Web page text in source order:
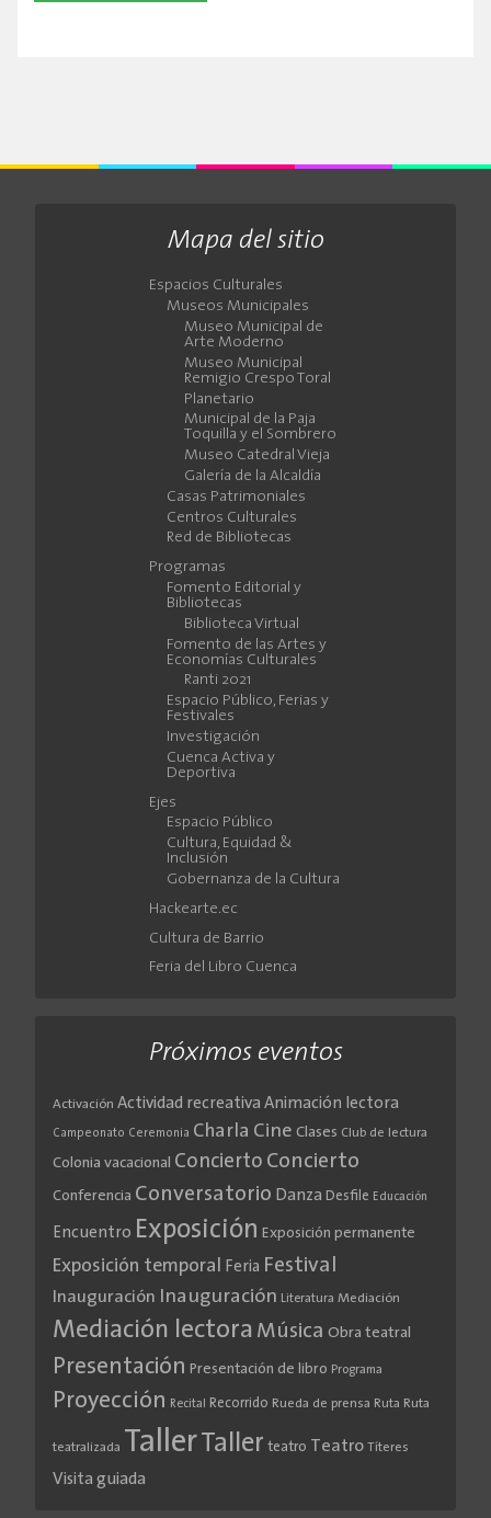
Mapa del sitio
Espacios Culturales
Museos Municipales
Museo Municipal de
Arte Moderno
Museo Municipal
Remigio Crespo Toral
Planetario
Municipal de la Paja
Toquilla y el Sombrero
Museo Catedral Vieja
Galería de la Alcaldía
Casas Patrimoniales
Centros Culturales
Red de Bibliotecas
Programas
Fomento Editorial y
Bibliotecas
Biblioteca Virtual
Fomento de las Artes y
Economías Culturales
Ranti 2021
Espacio Público, Ferias y
Festivales
Investigación
Cuenca Activa y
Deportiva
Ejes
Espacio Público
Cultura, Equidad &
Inclusión
Gobernanza de la Cultura
Hackearte.ec
Cultura de Barrio
Feria del Libro Cuenca
Próximos eventos
Activación Actividad recreativa Animación lectora
Campeonato Ceremonia Charla Cine Clases Club de lectura
Colonia vacacional Concierto Concierto
Conferencia Conversatorio Danza Desfile Educación
Encuentro Exposición Exposición permanente
Exposición temporal Feria Festival
Inauguración Inauguración Literatura Mediación
Mediación lectora Música Obra teatral
Presentación Presentación de libro Programa
Proyección Recital Recorrido Rueda de prensa Ruta Ruta
teatralizada TallerTaller teatro Teatro Títeres
Visita guiada